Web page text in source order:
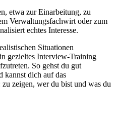
etwa zur Einarbeitung, zu
Verwaltungsfachwirt oder zum
echtes Interesse.
Situationen
gezieltes Interview-Training
So gehst du gut
kannst dich auf das
zeigen, wer du bist und was du